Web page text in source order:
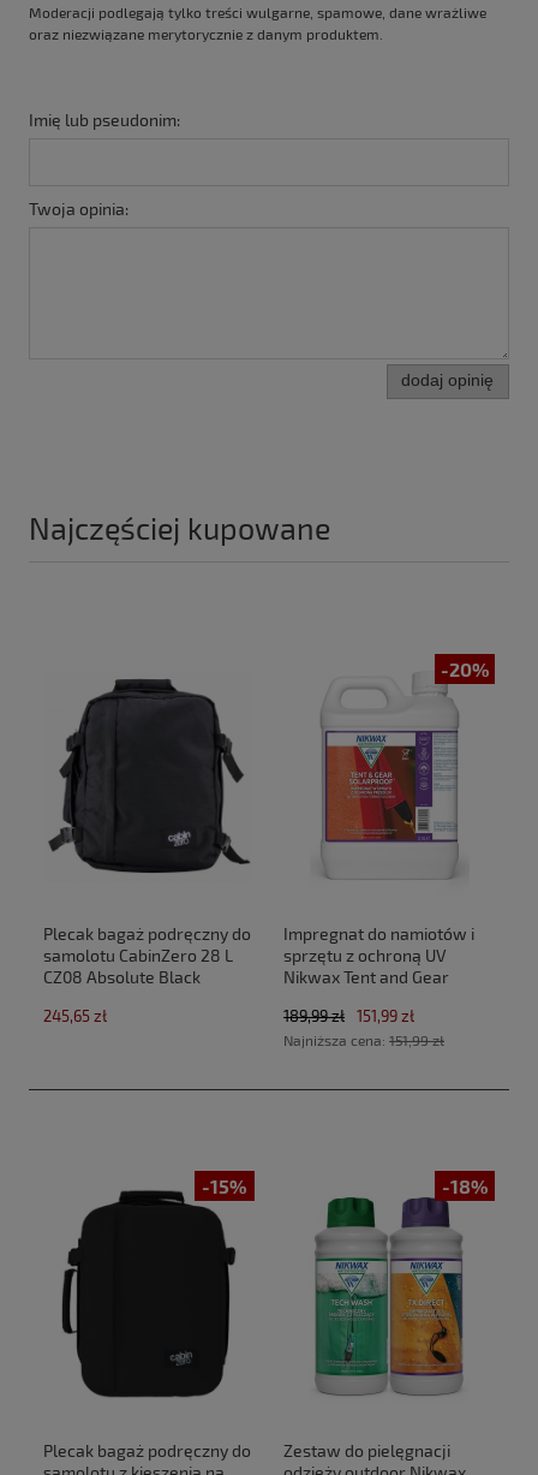
Moderacji podlegają tylko treści wulgarne, spamowe, dane wrażliwe
oraz niezwiązane merytorycznie z danym produktem.
Imię lub pseudonim:
Twoja opinia:
dodaj opinię
Najczęściej kupowane
Plecak bagaż podręczny do
samolotu CabinZero 28 L
CZ08 Absolute Black
Air)
245,65 zł
-20%
Impregnat do namiotów i
sprzętu z ochroną UV
Nikwax Tent and Gear
189,99 zł 151,99 zł
Najniższa cena: 151,99 zł
-15%
Plecak bagaż podręczny do
-18%
Zestaw do pielęgnacji